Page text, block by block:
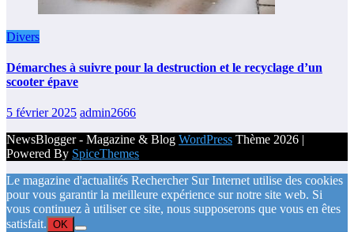
Divers
Démarches à suivre pour la destruction et le recyclage d’un
scooter épave
5 février 2025 admin2666
NewsBlogger - Magazine & Blog WordPress Thème 2026 |
Powered By SpiceThemes
Le magazine d'actualités Rechercher Sur Internet utilise des cookies
pour vous garantir la meilleure expérience sur notre site web. Si
vous continuez à utiliser ce site, nous supposerons que vous en êtes
satisfait. OK